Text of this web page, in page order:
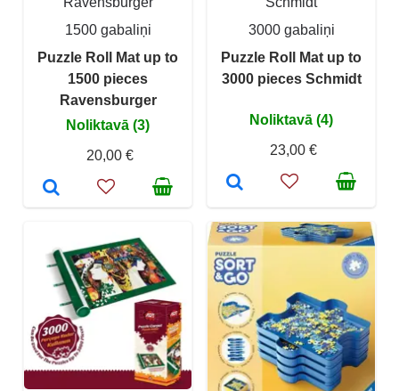
1500 gabaliņi
Puzzle Roll Mat up to
1500 pieces
Ravensburger
Noliktavā (3)
20,00 €
3000 gabaliņi
Puzzle Roll Mat up to
3000 pieces Schmidt
Noliktavā (4)
23,00 €